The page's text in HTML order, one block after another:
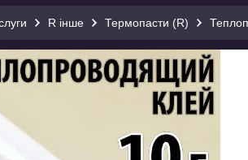
R інше Термопасти (R)